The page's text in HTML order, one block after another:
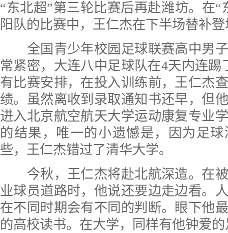
“东北超”第三轮比赛后再赴潍坊。在“
阳队的比赛中，王仁杰在下半场替补
全国青少年校园足球联赛高中男子
常紧密，大连八中足球队在4天内连踢
有比赛安排，在投入训练前，王仁杰
绩。虽然离收到录取通知书还早，但
进入北京航空航天大学运动康复专业
的结果，唯一的小遗憾是，因为足
些，王仁杰错过了清华大学。
今秋，王仁杰将赴北航深造。在被
业球员道路时，他说还要边走边看。
在不同时期会有不同的判断。眼下他
的高校读书。在大学，同样有他钟爱